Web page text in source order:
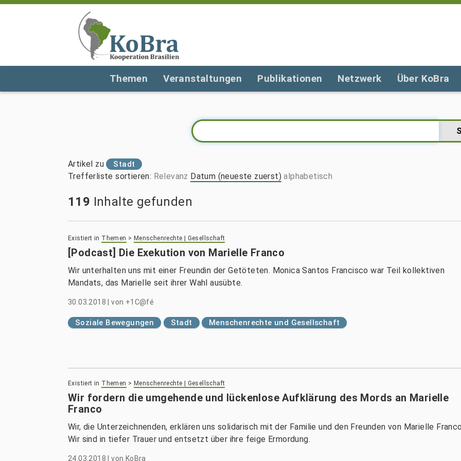
Themen Veranstaltungen Publikationen Netzwerk Über KoBra
Artikel zu Stadt
Trefferliste sortieren: Relevanz Datum (neueste zuerst) alphabetisch
119 Inhalte gefunden
Existiert in Themen > Menschenrechte | Gesellschaft
[Podcast] Die Exekution von Marielle Franco
Wir unterhalten uns mit einer Freundin der Getöteten. Monica Santos Francisco war Teil kollektiven
Mandats, das Marielle seit ihrer Wahl ausübte.
30.03.2018 |von +1C@fé
Soziale Bewegungen Stadt Menschenrechte und Gesellschaft
Existiert in Themen > Menschenrechte | Gesellschaft
Wir fordern die umgehende und lückenlose Aufklärung des Mords an Marielle
Franco
Wir, die Unterzeichnenden, erklären uns solidarisch mit der Familie und den Freunden von Marielle
Wir sind in tiefer Trauer und entsetzt über ihre feige Ermordung.
24.03.2018 |von KoBra